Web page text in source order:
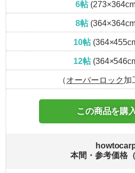
6帖
8帖
10帖
12帖
（オーバーロック 加
この商品を購
本間・参考価格（